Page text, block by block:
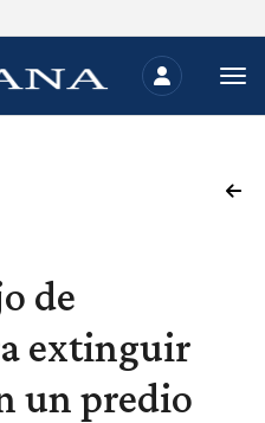
de
extinguir
un predio